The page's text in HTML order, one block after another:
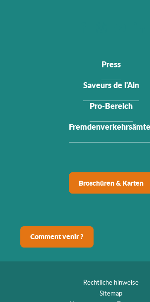
Press
Saveurs de l'Ain
Pro-Bereich
Broschüren & Karten
Comment venir ?
Rechtliche hinweise
Sitemap